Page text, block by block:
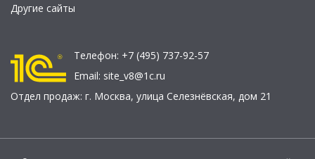
Другие сайты
Телефон: +7 (495) 737-92-57
Email: site_v8@1c.ru
Отдел продаж: г. Москва, улица Селезнёвская, дом 21